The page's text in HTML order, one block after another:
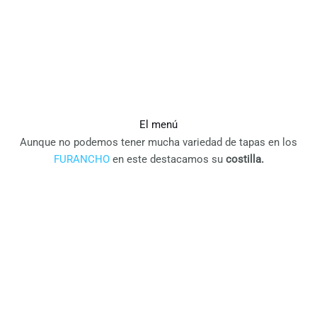
El menú
Aunque no podemos tener mucha variedad de tapas en los
FURANCHOen este destacamos su costilla.